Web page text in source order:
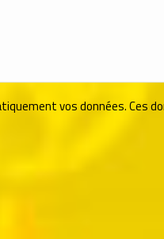
vos données. Ces